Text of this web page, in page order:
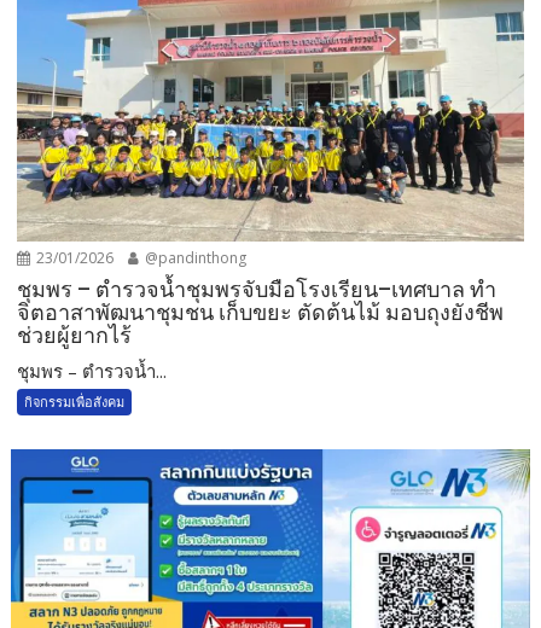
23/01/2026 @pandinthong
ชุมพร – ตำรวจน้ำชุมพรจับมือโรงเรียน–เทศบาล ทำ
จิตอาสาพัฒนาชุมชน เก็บขยะ ตัดต้นไม้ มอบถุงยังชีพ
ช่วยผู้ยากไร้
ชุมพร – ตำรวจน้ำ...
กิจกรรมเพื่อสังคม